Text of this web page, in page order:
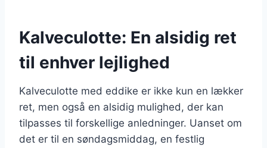
Kalveculotte: En alsidig ret
til enhver lejlighed
Kalveculotte med eddike er ikke kun en lækker
ret, men også en alsidig mulighed, der kan
tilpasses til forskellige anledninger. Uanset om
det er til en søndagsmiddag, en festlig